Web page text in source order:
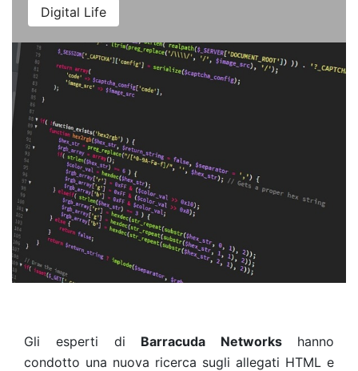
Digital Life
Gli esperti di Barracuda Networks hanno
condotto una nuova ricerca sugli allegati HTML e